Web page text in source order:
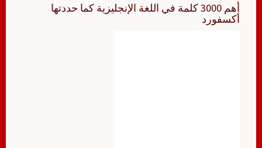
أهم 3000 كلمة في اللغة الإنجليزية كما حددتها
أكسفورد